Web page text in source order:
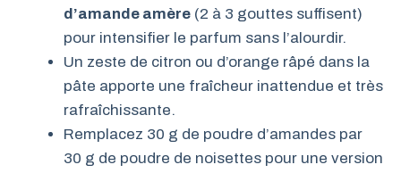
d’amande amère (2 à 3 gouttes suffisent)
pour intensifier le parfum sans l’alourdir.
Un zeste de citron ou d’orange râpé dans la
pâte apporte une fraîcheur inattendue et très
rafraîchissante.
Remplacez 30 g de poudre d’amandes par
30 g de poudre de noisettes pour une version